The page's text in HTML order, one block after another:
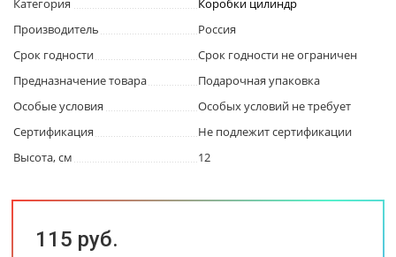
Категория
Коробки цилиндр
Производитель
Россия
Срок годности
Срок годности не ограничен
Предназначение товара
Подарочная упаковка
Особые условия
Особых условий не требует
Сертификация
Не подлежит сертификации
Высота, см
12
115 руб.